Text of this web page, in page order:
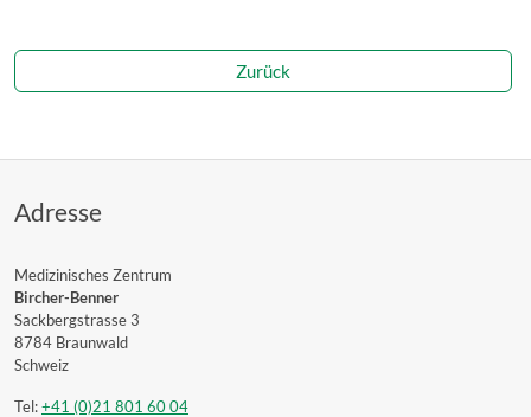
Zurück
Adresse
Medizinisches Zentrum
Bircher-Benner
Sackbergstrasse 3
8784 Braunwald
Schweiz
Tel:+41 (0)21 801 60 04